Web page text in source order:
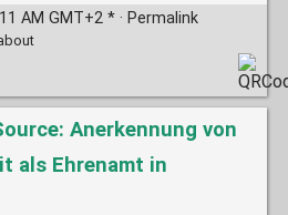
AM GMT+2 * · Permalink
Anerkennung von
als Ehrenamt in